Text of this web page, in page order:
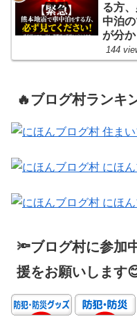
る方
中泊
が分
144
🔥ブログ村ランキ
🔦ブログ村に
援をお願いします